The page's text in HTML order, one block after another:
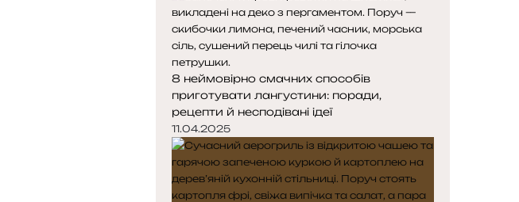
8 неймовірно смачних способів
приготувати лангустини: поради,
рецепти й несподівані ідеї
11.04.2025